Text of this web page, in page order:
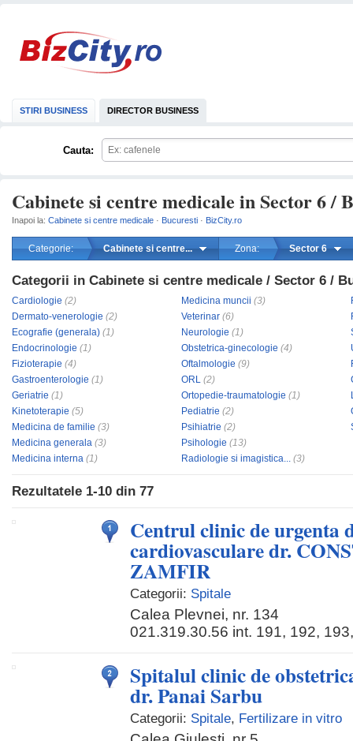
STIRI BUSINESS DIRECTOR BUSINESS
Cauta:
Cabinete si centre medicale in Sector 6 /
Inapoi la: Cabinete si centre medicale · Bucuresti · BizCity.ro
Categorie: Cabinete si centre... Zona: Sector 6
Categorii in Cabinete si centre medicale / Sector 6 /
Cardiologie (2)
Dermato-venerologie (2)
Ecografie (generala) (1)
Endocrinologie (1)
Fizioterapie (4)
Gastroenterologie (1)
Geriatrie (1)
Kinetoterapie (5)
Medicina de familie (3)
Medicina generala (3)
Medicina interna (1)
Medicina muncii (3)
Veterinar (6)
Neurologie (1)
Obstetrica-ginecologie (4)
Oftalmologie (9)
ORL (2)
Ortopedie-traumatologie (1)
Pediatrie (2)
Psihiatrie (2)
Psihologie (13)
Radiologie si imagistica... (3)
Rezultatele 1-10 din 77
Centrul clinic de urgenta
cardiovasculare dr.
ZAMFIR
Categorii: Spitale
Calea Plevnei, nr. 134
021.319.30.56 int. 191, 192,
Spitalul clinic de
dr. Panai Sarbu
Categorii: Spitale, Fertilizare in vitro
mareste